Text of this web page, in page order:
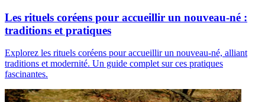
Les rituels coréens pour accueillir un nouveau-né :
traditions et pratiques
Explorez les rituels coréens pour accueillir un nouveau-né, alliant
traditions et modernité. Un guide complet sur ces pratiques
fascinantes.